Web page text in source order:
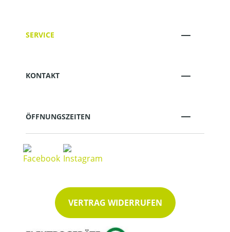
SERVICE
KONTAKT
ÖFFNUNGSZEITEN
VERTRAG WIDERRUFEN